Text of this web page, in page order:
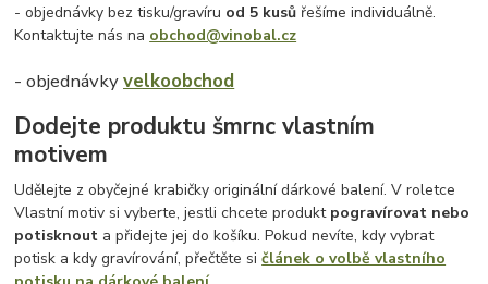
- objednávky bez tisku/gravíru od 5 kusů řešíme individuálně.
Kontaktujte nás na obchod@vinobal.cz
- objednávkyvelkoobchod
Dodejte produktu šmrnc vlastním
motivem
Udělejte z obyčejné krabičky originální dárkové balení. V roletce
Vlastní motiv si vyberte, jestli chcete produkt pogravírovat nebo
potisknout a přidejte jej do košíku. Pokud nevíte, kdy vybrat
potisk a kdy gravírování, přečtěte sičlánek o volbě vlastního